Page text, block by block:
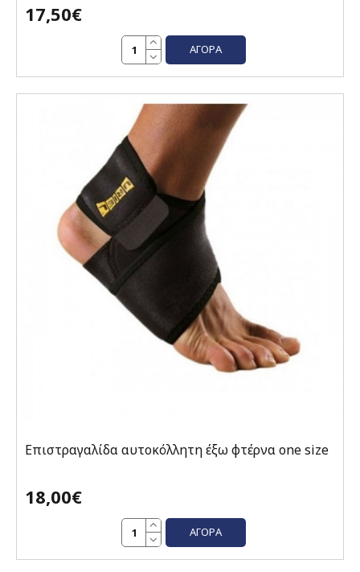
17,50€
ΑΓΟΡΆ
Επιστραγαλίδα αυτοκόλλητη έξω φτέρνα one size
18,00€
ΑΓΟΡΆ